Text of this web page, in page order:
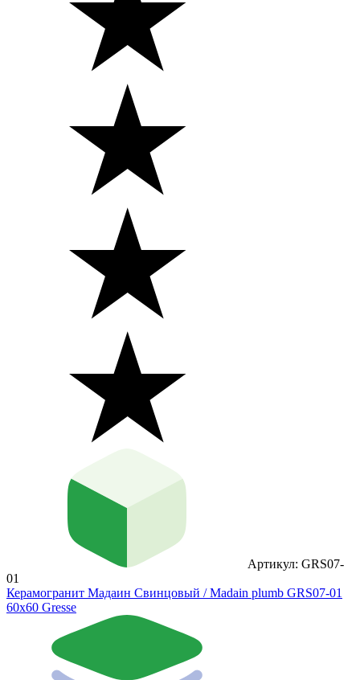
Артикул: GRS07-
01
Керамогранит Мадаин Свинцовый / Madain plumb GRS07-01
60х60 Gresse